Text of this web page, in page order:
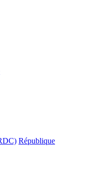
République